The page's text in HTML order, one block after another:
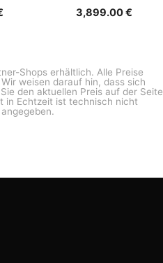
3,899.00€
Shops erhältlich. Alle Preise
weisen darauf hin, dass sich
den aktuellen Preis auf der Seite
in Echtzeit ist technisch nicht